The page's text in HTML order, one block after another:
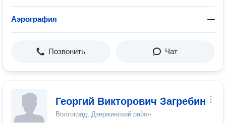
Аэрография —
Позвонить Чат
Георгий Викторович Загребин
Волгоград, Дзержинский район